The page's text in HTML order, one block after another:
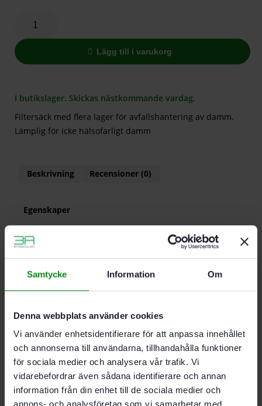
Samtycke Information Om
Denna webbplats använder cookies
Vi använder enhetsidentifierare för att anpassa innehållet
och annonserna till användarna, tillhandahålla funktioner
för sociala medier och analysera vår trafik. Vi
vidarebefordrar även sådana identifierare och annan
information från din enhet till de sociala medier och
Lägg till i varukorg
I butikslager. Skickas nästkommande vardag.
Filtersäck med flera lager för avfallshantering av damm.
Lämplig för icke hälsofarligt damm
Beskrivning Recensioner (0)
Egenskaper
Lämplig för icke hälsofarligt damm
Ska endast användas vid uppsugning av damm
som inte är hälsofarligt
Passar inte för fint damm
Det finns inga recensioner än.
Bli först med att recensera ”Festool Longlife-filtersäck
Longlife-FIS-CTL MIDI”